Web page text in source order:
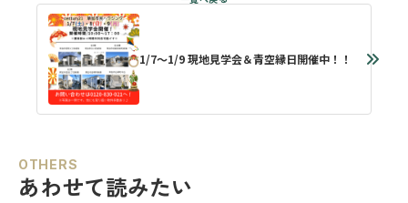
1/7～1/9 現地見学会＆青空縁日開催中！！
OTHERS
あわせて読みたい